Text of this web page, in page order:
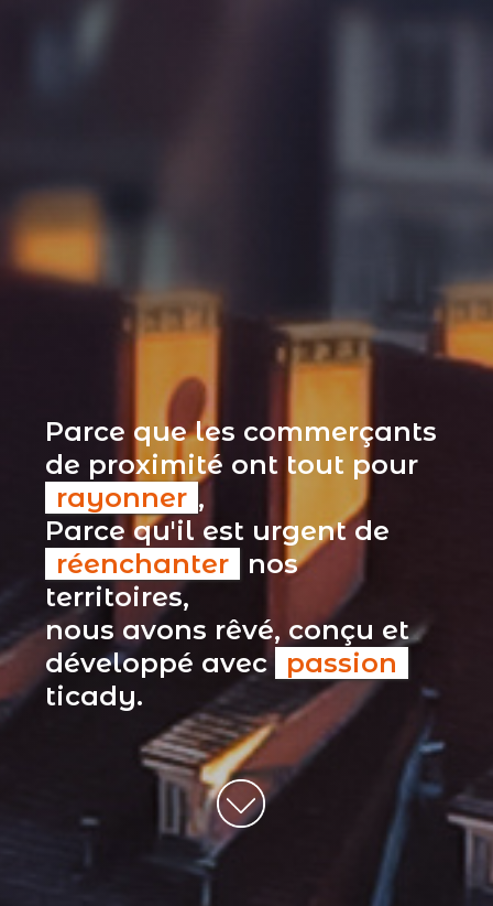
Parce que les commerçants
de proximité ont tout pour
rayonner ,
Parce qu'il est urgent de
réenchanter
nos
territoires,
nous avons rêvé, conçu et
développé avec passion
ticady.